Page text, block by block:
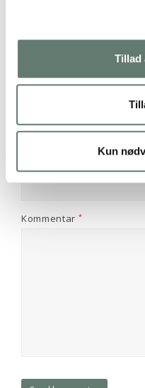
Tillad
Kun
er markeret med*
Kommentar *